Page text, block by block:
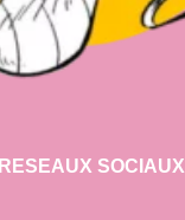
RESEAUX SOCIAUX